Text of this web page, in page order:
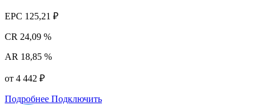
EPC 125,21 ₽
CR 24,09 %
AR 18,85 %
от 4 442 ₽
Подробнее Подключить